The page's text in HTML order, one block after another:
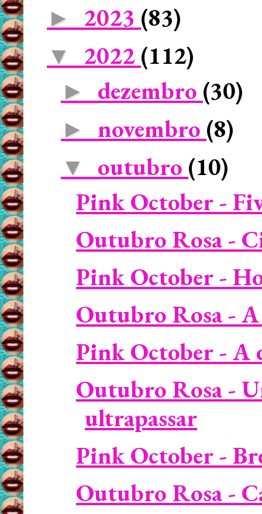
► 2023 (83)
▼ 2022 (112)
► dezembro (30)
► novembro (8)
▼ outubro (10)
Pink October -
Outubro Rosa -
Pink October -
Outubro Rosa - A
Pink October -
Outubro Rosa -
ultrapassar
Pink October -
Outubro Rosa -